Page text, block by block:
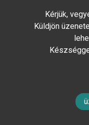
Kérjük,
Küldjön